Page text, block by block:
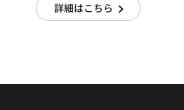
詳細はこちら